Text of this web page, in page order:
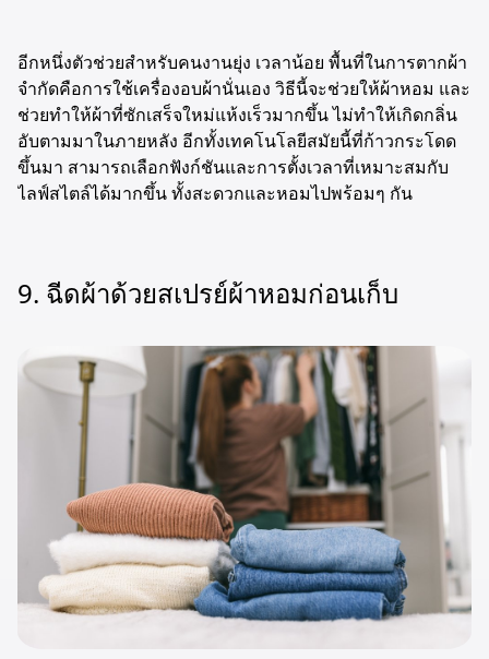
อีกหนึ่งตัวช่วยสำหรับคนงานยุ่ง เวลาน้อย พื้นที่ในการตากผ้า
จำกัดคือการใช้เครื่องอบผ้านั่นเอง วิธีนี้จะช่วยให้ผ้าหอม และ
ช่วยทำให้ผ้าที่ซักเสร็จใหม่แห้งเร็วมากขึ้น ไม่ทำให้เกิดกลิ่น
อับตามมาในภายหลัง อีกทั้งเทคโนโลยีสมัยนี้ที่ก้าวกระโดด
ขึ้นมา สามารถเลือกฟังก์ชันและการตั้งเวลาที่เหมาะสมกับ
ไลฟ์สไตล์ได้มากขึ้น ทั้งสะดวกและหอมไปพร้อมๆ กัน
9. ฉีดผ้าด้วยสเปรย์ผ้าหอมก่อนเก็บ